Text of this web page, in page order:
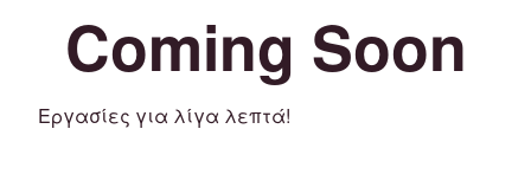
Coming Soon
Εργασίες για λίγα λεπτά!